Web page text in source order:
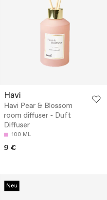
Havi
Havi Pear & Blossom
room diffuser - Duft
Diffuser
100 ML
9 €
Neu